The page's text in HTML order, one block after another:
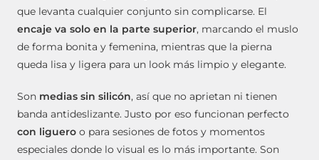
que levanta cualquier conjunto sin complicarse. El
encaje va solo en la parte superior, marcando el muslo
de forma bonita y femenina, mientras que la pierna
queda lisa y ligera para un look más limpio y elegante.
Son medias sin silicón, así que no aprietan ni tienen
banda antideslizante. Justo por eso funcionan perfecto
con liguero o para sesiones de fotos y momentos
especiales donde lo visual es lo más importante. Son